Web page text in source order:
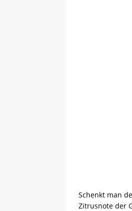
Schenkt man
Zitrusnote der